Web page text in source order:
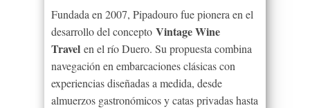
Fundada en 2007, Pipadouro fue pionera en el
desarrollo del concepto Vintage Wine
Travel en el río Duero. Su propuesta combina
navegación en embarcaciones clásicas con
experiencias diseñadas a medida, desde
almuerzos gastronómicos y catas privadas hasta